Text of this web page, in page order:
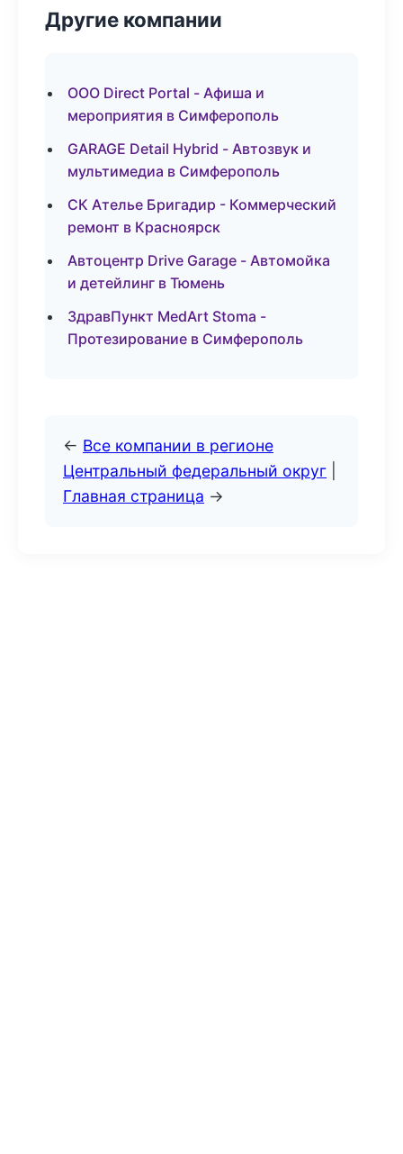
Другие компании
ООО Direct Portal - Афиша и
мероприятия в Симферополь
GARAGE Detail Hybrid - Автозвук и
мультимедиа в Симферополь
СК Ателье Бригадир - Коммерческий
ремонт в Красноярск
Автоцентр Drive Garage - Автомойка
и детейлинг в Тюмень
ЗдравПункт MedArt Stoma -
Протезирование в Симферополь
← Все компании в регионе
Центральный федеральный округ
Главная страница →